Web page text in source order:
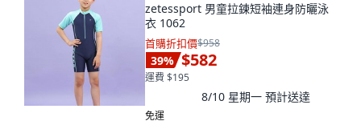
zetessport 男童拉鍊短袖連身防曬泳
衣 1062
首購折扣價$958
39% $582
運費 $195
8/10 星期一 預計送達
免運